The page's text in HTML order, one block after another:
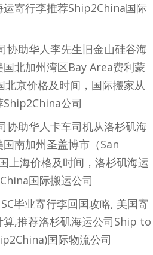
寄行李推荐Ship2China国际
协助华人李先生旧金山硅谷海
北加州湾区Bay Area费利蒙
京价格及时间，国际搬家从
公司
协助华人卡车司机从洛杉矶海
南加州圣盖博市（San
上海价格及时间，洛杉矶海运
国际搬运公司
毕业寄行李回国攻略, 美国寄
,推荐洛杉矶海运公司Ship to
国际物流公司